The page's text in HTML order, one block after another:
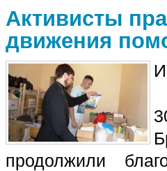
Активисты
движения
продолжили